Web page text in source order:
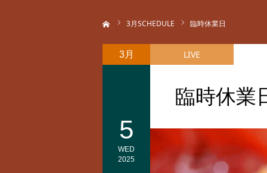
3月SCHEDULE 臨時休業日
臨時休業
3月
5
WED
2025
LIVE